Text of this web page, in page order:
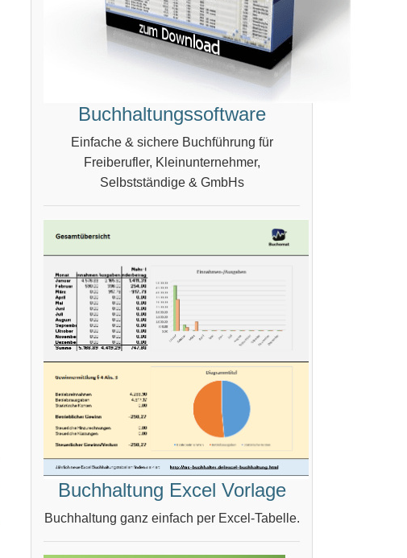
Buchhaltungssoftware
Einfache & sichere Buchführung für
Freiberufler, Kleinunternehmer,
Selbstständige & GmbHs
Buchhaltung Excel Vorlage
Buchhaltung ganz einfach per Excel-Tabelle.